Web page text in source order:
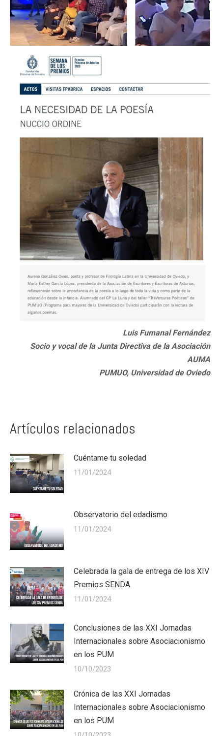
Luis Fumanal Fernández
Socio y vocal de la Junta Directiva de la Asociación
AUMA
PUMUO, Universidad de Oviedo
Artículos relacionados
Cuéntame tu soledad
11/01/2024
Observatorio del edadismo
11/01/2024
Celebrada la gala de entrega de los XIV
Premios SENDA
11/01/2024
Conclusiones de las XXI Jornadas
Internacionales sobre Asociacionismo
en los PUM
10/10/2023
Crónica de las XXI Jornadas
Internacionales sobre Asociacionismo
en los PUM